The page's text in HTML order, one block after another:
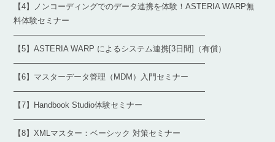
【4】ノンコーディングでのデータ連携を体験！ASTERIA WARP無
料体験セミナー
————————————————————————
【5】ASTERIA WARP によるシステム連携[3日間]（有償）
————————————————————————
【6】マスターデータ管理（MDM）入門セミナー
————————————————————————
【7】Handbook Studio体験セミナー
————————————————————————
【8】XMLマスター：ベーシック 対策セミナー